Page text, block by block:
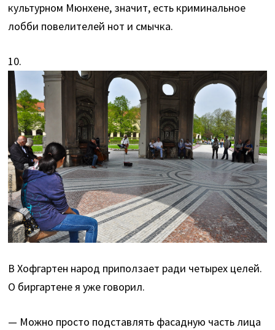
культурном Мюнхене, значит, есть криминальное
лобби повелителей нот и смычка.
10.
В Хофгартен народ приползает ради четырех целей.
О биргартене я уже говорил.
— Можно просто подставлять фасадную часть лица